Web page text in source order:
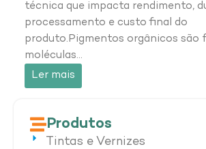
técnica que impacta rendimento,
processamento e custo final do
produto.Pigmentos orgânicos são
moléculas…
Ler mais
Produtos
Tintas e Vernizes